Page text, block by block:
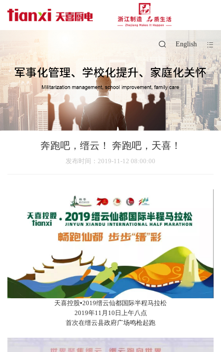
English
奔跑吧，缙云！ 奔跑吧，天喜！
发布时间 ：2019-11-12 08:00:00
天喜控股▪2019缙云仙都国际半程马拉松
2019年11月10日上午八点
首次在缙云县政府广场鸣枪起跑